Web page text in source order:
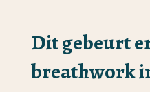
Dit gebeurt
breathwork